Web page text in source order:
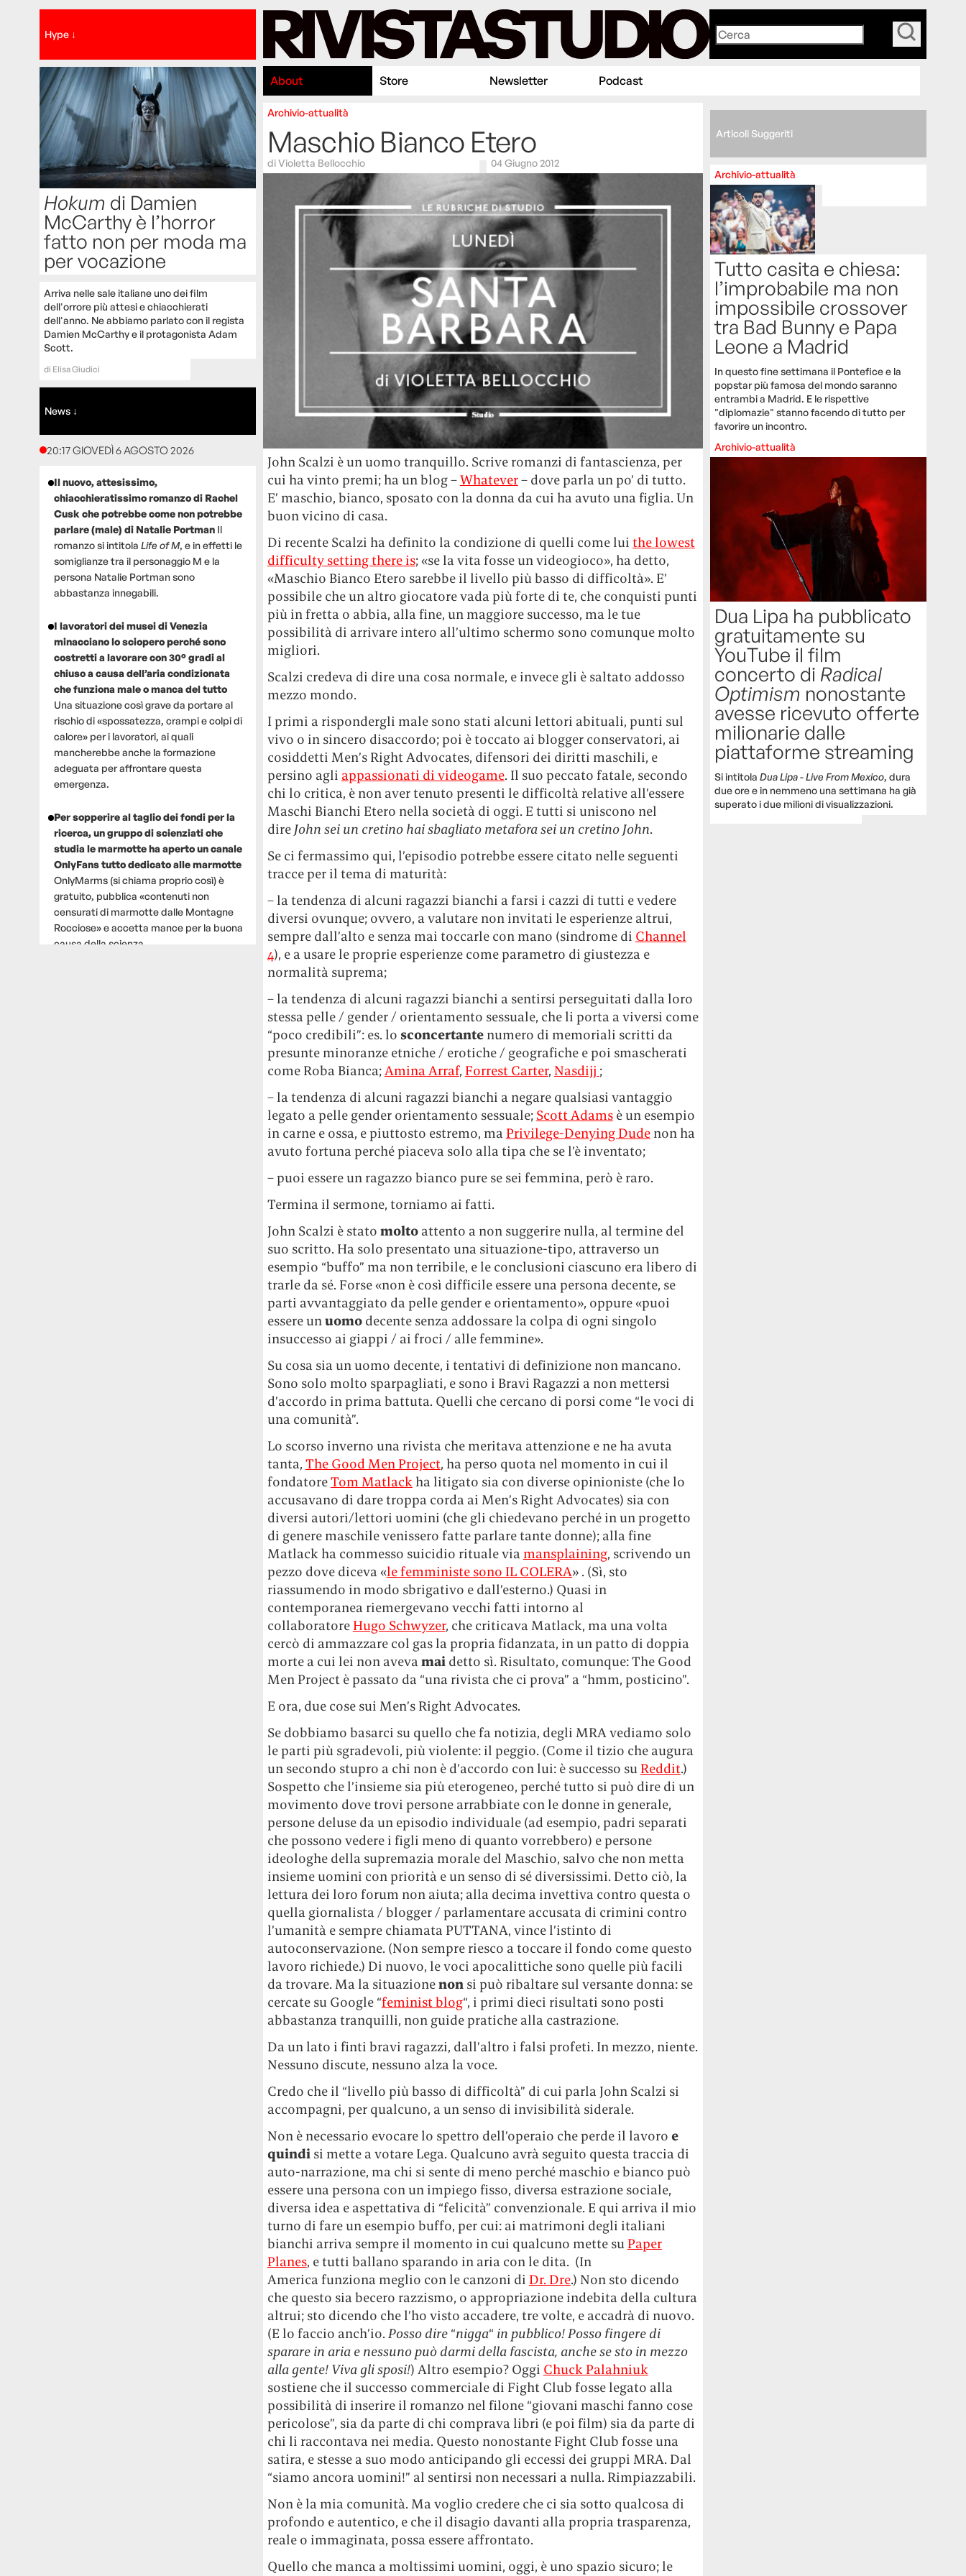
Hype ↓
Hokum di Damien
McCarthy è l’horror
fatto non per moda ma
per vocazione
Arriva nelle sale italiane uno dei film
dell'orrore più attesi e chiacchierati
dell'anno. Ne abbiamo parlato con il regista
Damien McCarthy e il protagonista Adam
Scott.
di Elisa Giudici
News ↓
20:17 GIOVEDÌ 6 AGOSTO 2026
Il nuovo, attesissimo,
chiacchieratissimo romanzo di Rachel
Cusk che potrebbe come non potrebbe
parlare (male) di Natalie Portman Il
romanzo si intitola Life of M, e in effetti le
somiglianze tra il personaggio M e la
persona Natalie Portman sono
abbastanza innegabili.
I lavoratori dei musei di Venezia
minacciano lo sciopero perché sono
costretti a lavorare con 30° gradi al
chiuso a causa dell’aria condizionata
che funziona male o manca del tutto
Una situazione così grave da portare al
rischio di «spossatezza, crampi e colpi di
calore» per i lavoratori, ai quali
mancherebbe anche la formazione
adeguata per affrontare questa
emergenza.
Per sopperire al taglio dei fondi per la
ricerca, un gruppo di scienziati che
studia le marmotte ha aperto un canale
OnlyFans tutto dedicato alle marmotte
OnlyMarms (si chiama proprio così) è
gratuito, pubblica «contenuti non
censurati di marmotte dalle Montagne
Rocciose» e accetta mance per la buona
causa della scienza.
About Store Newsletter Podcast
Archivio-attualità
Maschio Bianco Etero
diVioletta Bellocchio 04 Giugno 2012
John Scalzi è un uomo tranquillo. Scrive romanzi di fantascienza, per
cui ha vinto premi; ha un blog –Whatever– dove parla un po’ di tutto.
E’ maschio, bianco, sposato con la donna da cui ha avuto una figlia. Un
buon vicino di casa.
Di recente Scalzi ha definito la condizione di quelli come lui the lowest
difficulty setting there is; «se la vita fosse un videogioco», ha detto,
«Maschio Bianco Etero sarebbe il livello più basso di difficoltà». E’
possibile che un altro giocatore vada più forte di te, che conquisti punti
più in fretta o abbia, alla fine, un maggiore successo, ma le tue
possibilità di arrivare intero all’ultimo schermo sono comunque molto
migliori.
Scalzi credeva di dire una cosa normale, e invece gli è saltato addosso
mezzo mondo.
I primi a rispondergli male sono stati alcuni lettori abituali, punti sul
vivo o in sincero disaccordo; poi è toccato ai blogger conservatori, ai
cosiddetti Men’s Right Advocates, difensori dei diritti maschili, e
persino agli appassionati di videogame. Il suo peccato fatale, secondo
chi lo critica, è non aver tenuto presenti le difficoltà relative all’essere
Maschi Bianchi Etero nella società di oggi. E tutti si uniscono nel
dire John sei un cretino hai sbagliato metafora sei un cretino John.
Se ci fermassimo qui, l’episodio potrebbe essere citato nelle seguenti
tracce per il tema di maturità:
– la tendenza di alcuni ragazzi bianchi a farsi i cazzi di tutti e vedere
diversi ovunque; ovvero, a valutare non invitati le esperienze altrui,
sempre dall’alto e senza mai toccarle con mano (sindrome di Channel
4), e a usare le proprie esperienze come parametro di giustezza e
normalità suprema;
– la tendenza di alcuni ragazzi bianchi a sentirsi perseguitati dalla loro
stessa pelle / gender / orientamento sessuale, che li porta a viversi come
“poco credibili”: es. lo sconcertantenumero di memoriali scritti da
presunte minoranze etniche / erotiche / geografiche e poi smascherati
come Roba Bianca;Amina Arraf, Forrest Carter, Nasdijj ;
– la tendenza di alcuni ragazzi bianchi a negare qualsiasi vantaggio
legato a pelle gender orientamento sessuale; Scott Adamsè un esempio
in carne e ossa, e piuttosto estremo, ma Privilege-Denying Dudenon ha
avuto fortuna perché piaceva solo alla tipa che se l’è inventato;
– puoi essere un ragazzo bianco pure se sei femmina, però è raro.
Termina il sermone, torniamo ai fatti.
John Scalzi è stato moltoattento a non suggerire nulla, al termine del
suo scritto. Ha solo presentato una situazione-tipo, attraverso un
esempio “buffo” ma non terribile, e le conclusioni ciascuno era libero di
trarle da sé. Forse «non è così difficile essere una persona decente, se
parti avvantaggiato da pelle gender e orientamento», oppure «puoi
essere unuomodecente senza addossare la colpa di ogni singolo
insuccesso ai giappi / ai froci / alle femmine».
Su cosa sia un uomo decente, i tentativi di definizione non mancano.
Sono solo molto sparpagliati, e sono i Bravi Ragazzi a non mettersi
d’accordo in prima battuta. Quelli che cercano di porsi come “le voci di
una comunità”.
Lo scorso inverno una rivista che meritava attenzione e ne ha avuta
tanta, The Good Men Project, ha perso quota nel momento in cui il
fondatoreTom Matlackha litigato sia con diverse opinioniste (che lo
accusavano di dare troppa corda ai Men’s Right Advocates) sia con
diversi autori/lettori uomini (che gli chiedevano perché in un progetto
di genere maschile venissero fatte parlare tante donne); alla fine
Matlack ha commesso suicidio rituale via mansplaining, scrivendo un
pezzo dove diceva «le femministe sono IL COLERA» . (Sì, sto
riassumendo in modo sbrigativo e dall’esterno.) Quasi in
contemporanea riemergevano vecchi fatti intorno al
collaboratore Hugo Schwyzer, che criticava Matlack, ma una volta
cercò di ammazzare col gas la propria fidanzata, in un patto di doppia
morte a cui lei non aveva maidetto sì. Risultato, comunque: The Good
Men Project è passato da “una rivista che ci prova” a “hmm, posticino”.
E ora, due cose sui Men’s Right Advocates.
Se dobbiamo basarci su quello che fa notizia, degli MRA vediamo solo
le parti più sgradevoli, più violente: il peggio. (Come il tizio che augura
un secondo stupro a chi non è d’accordo con lui: è successo su Reddit.)
Sospetto che l’insieme sia più eterogeneo, perché tutto si può dire di un
movimento dove trovi persone arrabbiate con le donne in generale,
persone deluse da un episodio individuale (ad esempio, padri separati
che possono vedere i figli meno di quanto vorrebbero) e persone
ideologhe della supremazia morale del Maschio, salvo che non metta
insieme uomini con priorità e un senso di sé diversissimi. Detto ciò, la
lettura dei loro forum non aiuta; alla decima invettiva contro questa o
quella giornalista / blogger / parlamentare accusata di crimini contro
l’umanità e sempre chiamata PUTTANA, vince l’istinto di
autoconservazione. (Non sempre riesco a toccare il fondo come questo
lavoro richiede.) Di nuovo, le voci apocalittiche sono quelle più facili
da trovare. Ma la situazionenonsi può ribaltare sul versante donna: se
cercate su Google “feminist blog“, i primi dieci risultati sono posti
abbastanza tranquilli, non guide pratiche alla castrazione.
Da un lato i finti bravi ragazzi, dall’altro i falsi profeti. In mezzo, niente.
Nessuno discute, nessuno alza la voce.
Credo che il “livello più basso di difficoltà” di cui parla John Scalzi si
accompagni, per qualcuno, a un senso di invisibilità siderale.
Non è necessario evocare lo spettro dell’operaio che perde il lavoro e
quindisi mette a votare Lega. Qualcuno avrà seguito questa traccia di
auto-narrazione, ma chi si sente di meno perché maschio e bianco può
essere una persona con un impiego fisso, diversa estrazione sociale,
diversa idea e aspettativa di “felicità” convenzionale. E qui arriva il mio
turno di fare un esempio buffo, per cui: ai matrimoni degli italiani
bianchi arriva sempre il momento in cui qualcuno mette su Paper
Planes, e tutti ballano sparando in aria con le dita. (In
America funziona meglio con le canzoni di Dr. Dre.) Non sto dicendo
che questo sia becero razzismo, o appropriazione indebita della cultura
altrui; sto dicendo che l’ho visto accadere, tre volte, e accadrà di nuovo.
(E lo faccio anch’io. Posso dire “nigga“ in pubblico! Posso fingere di
sparare in aria e nessuno può darmi della fascista, anche se sto in mezzo
alla gente! Viva gli sposi!) Altro esempio? Oggi Chuck Palahniuk
sostiene che il successo commerciale di Fight Club fosse legato alla
possibilità di inserire il romanzo nel filone “giovani maschi fanno cose
pericolose”, sia da parte di chi comprava libri (e poi film) sia da parte di
chi li raccontava nei media. Questo nonostante Fight Club fosse una
satira, e stesse a suo modo anticipando gli eccessi dei gruppi MRA. Dal
“siamo ancora uomini!” al sentirsi non necessari a nulla. Rimpiazzabili.
Non è la mia comunità. Ma voglio credere che ci sia sotto qualcosa di
profondo e autentico, e che il disagio davanti alla propria trasparenza,
reale o immaginata, possa essere affrontato.
Quello che manca a moltissimi uomini, oggi, è uno spazio sicuro; le
Articoli Suggeriti
Archivio-attualità
Tutto casita e chiesa:
l’improbabile ma non
impossibile crossover
tra Bad Bunny e Papa
Leone a Madrid
In questo fine settimana il Pontefice e la
popstar più famosa del mondo saranno
entrambi a Madrid. E le rispettive
"diplomazie" stanno facendo di tutto per
favorire un incontro.
Archivio-attualità
Dua Lipa ha pubblicato
gratuitamente su
YouTube il film
concerto di Radical
Optimism nonostante
avesse ricevuto offerte
milionarie dalle
piattaforme streaming
Si intitolaDua Lipa - Live From Mexico, dura
due ore e in nemmeno una settimana ha già
superato i due milioni di visualizzazioni.